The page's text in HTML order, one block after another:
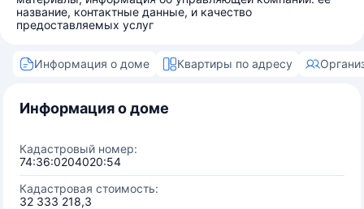
название, контактные данные, и качество
предоставляемых услуг
Информация о доме Квартиры по адресу
Информация о доме
Кадастровый номер:
74:36:0204020:54
Кадастровая стоимость:
32 333 218,3